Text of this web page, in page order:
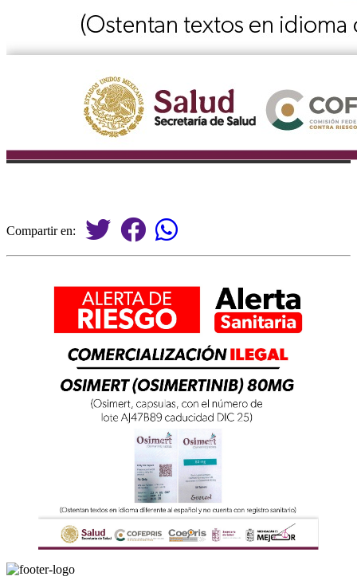
Compartir en: